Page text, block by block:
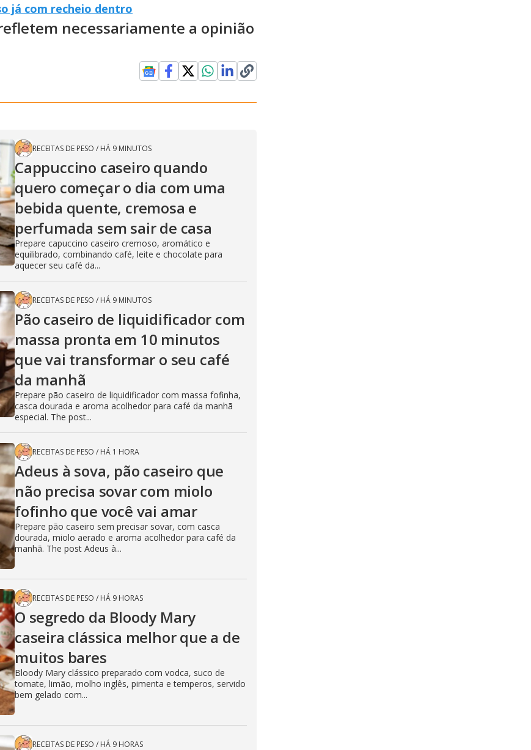
já com recheio dentro
necessariamente a opinião
RECEITAS DE PESO / HÁ 9 MINUTOS
Cappuccino caseiro quando
quero começar o dia com uma
bebida quente, cremosa e
perfumada sem sair de casa
Prepare capuccino caseiro cremoso, aromático e
equilibrado, combinando café, leite e chocolate para
aquecer seu café da...
RECEITAS DE PESO / HÁ 9 MINUTOS
Pão caseiro de liquidificador com
massa pronta em 10 minutos
que vai transformar o seu café
da manhã
Prepare pão caseiro de liquidificador com massa fofinha,
casca dourada e aroma acolhedor para café da manhã
especial. The post...
RECEITAS DE PESO / HÁ 1 HORA
Adeus à sova, pão caseiro que
não precisa sovar com miolo
fofinho que você vai amar
Prepare pão caseiro sem precisar sovar, com casca
dourada, miolo aerado e aroma acolhedor para café da
manhã. The post Adeus à...
RECEITAS DE PESO / HÁ 9 HORAS
O segredo da Bloody Mary
caseira clássica melhor que a de
muitos bares
Bloody Mary clássico preparado com vodca, suco de
tomate, limão, molho inglês, pimenta e temperos, servido
bem gelado com...
RECEITAS DE PESO / HÁ 9 HORAS